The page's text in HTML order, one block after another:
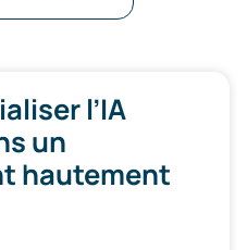
l’IA
un
hautement